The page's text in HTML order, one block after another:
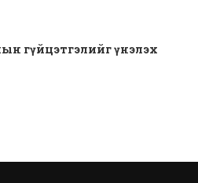
гүйцэтгэлийг үнэлэх